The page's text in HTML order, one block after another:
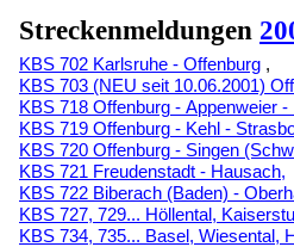
Streckenmeldungen
KBS 702 Karlsruhe - Offenburg ,
KBS 703 (NEU seit 10.06.2001)
KBS 718 Offenburg - Appenweier
KBS 719 Offenburg - Kehl -
KBS 720 Offenburg - Singen
KBS 721 Freudenstadt - Hausach,
KBS 722 Biberach (Baden) -
KBS 727, 729... Höllental,
KBS 734, 735... Basel, Wiesental,